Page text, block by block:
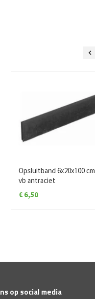
Opsluitband 6x20x100 cm
vb antraciet
€ 6,50
op social media